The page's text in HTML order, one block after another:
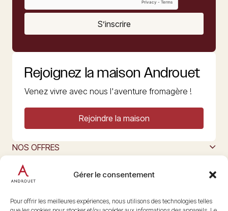
Gérer le consentement
Pour offrir les meilleures expériences, nous utilisons des technologies telles
S’inscrire
Rejoignez la maison Androuet
Venez vivre avec nous l'aventure fromagère !
Rejoindre la maison
NOS OFFRES
L’ART DU FROMAGE
Nous suivre
@maisonandrouet